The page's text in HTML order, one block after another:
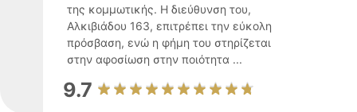
της κομμωτικής. Η διεύθυνση του,
Αλκιβιάδου 163, επιτρέπει την εύκολη
πρόσβαση, ενώ η φήμη του στηρίζεται
στην αφοσίωση στην ποιότητα ...
9.7